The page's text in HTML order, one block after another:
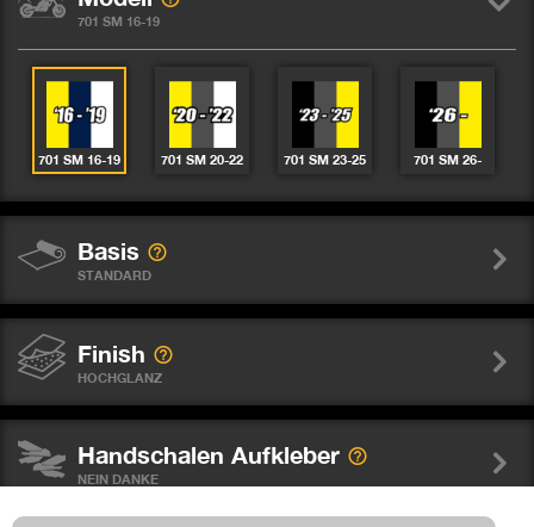
701 SM 16-19
701 SM 16-19 701 SM 20-22 701 SM 23-25 701 SM 26-
Basis
STANDARD
Finish
HOCHGLANZ
Handschalen Aufkleber
NEIN DANKE